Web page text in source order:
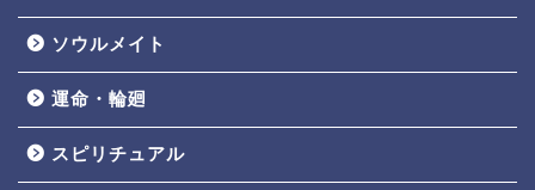
ソウルメイト
運命・輪廻
スピリチュアル